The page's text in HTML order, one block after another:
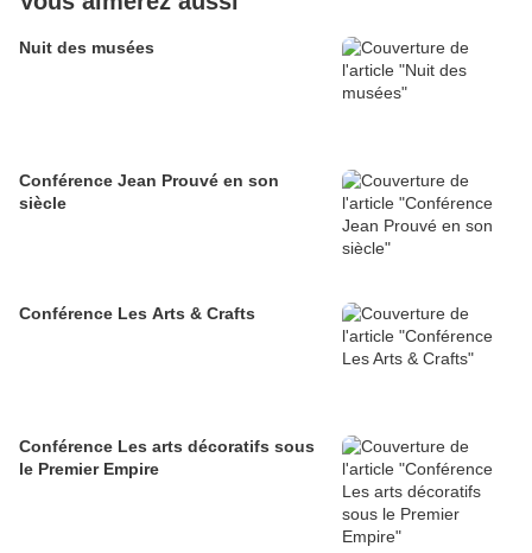
Nuit des musées
Conférence Jean Prouvé en son
siècle
Conférence Les Arts & Crafts
Conférence Les arts décoratifs sous
le Premier Empire